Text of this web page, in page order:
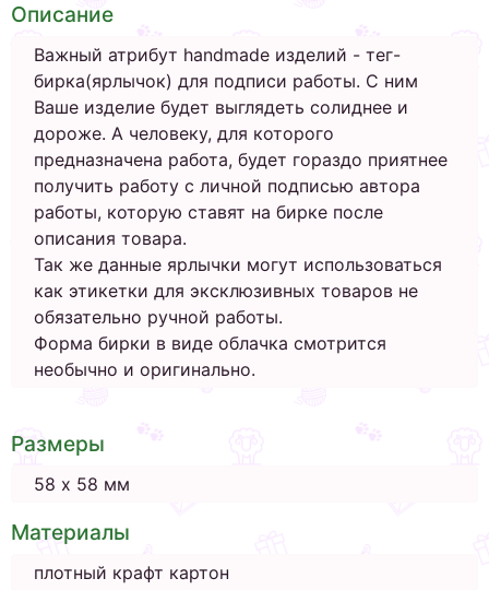
Описание
Важный атрибут handmade изделий - тег-
бирка(ярлычок) для подписи работы. С ним
Ваше изделие будет выглядеть солиднее и
дороже. А человеку, для которого
предназначена работа, будет гораздо приятнее
получить работу с личной подписью автора
работы, которую ставят на бирке после
описания товара.
Так же данные ярлычки могут использоваться
как этикетки для эксклюзивных товаров не
обязательно ручной работы.
Форма бирки в виде облачка смотрится
необычно и оригинально.
Размеры
58 х 58 мм
Материалы
плотный крафт картон